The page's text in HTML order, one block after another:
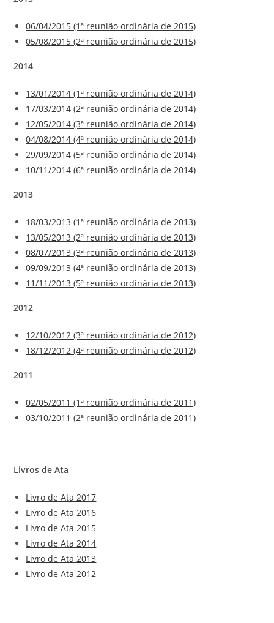
06/04/2015 (1ª reunião ordinária de 2015)
05/08/2015 (2ª reunião ordinária de 2015)
2014
13/01/2014 (1ª reunião ordinária de 2014)
17/03/2014 (2ª reunião ordinária de 2014)
12/05/2014 (3ª reunião ordinária de 2014)
04/08/2014 (4ª reunião ordinária de 2014)
29/09/2014 (5ª reunião ordinária de 2014)
10/11/2014 (6ª reunião ordinária de 2014)
2013
18/03/2013 (1ª reunião ordinária de 2013)
13/05/2013 (2ª reunião ordinária de 2013)
08/07/2013 (3ª reunião ordinária de 2013)
09/09/2013 (4ª reunião ordinária de 2013)
11/11/2013 (5ª reunião ordinária de 2013)
2012
12/10/2012 (3ª reunião ordinária de 2012)
18/12/2012 (4ª reunião ordinária de 2012)
2011
02/05/2011 (1ª reunião ordinária de 2011)
03/10/2011 (2ª reunião ordinária de 2011)
Livros de Ata
Livro de Ata 2017
Livro de Ata 2016
Livro de Ata 2015
Livro de Ata 2014
Livro de Ata 2013
Livro de Ata 2012